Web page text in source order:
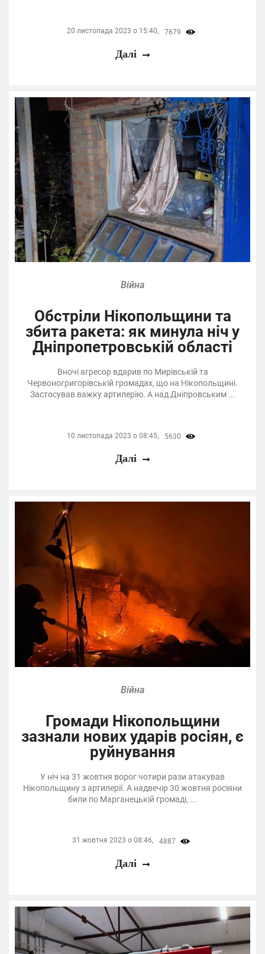
20 листопада 2023 о 15:40, 7679
Далі
Війна
Обстріли Нікопольщини та
збита ракета: як минула ніч у
Дніпропетровській області
Вночі агресор вдарив по Мирівській та
Червоногригорівській громадах, що на Нікопольщині.
Застосував важку артилерію. А над Дніпровським ...
10 листопада 2023 о 08:45, 5630
Далі
Війна
Громади Нікопольщини
зазнали нових ударів росіян, є
руйнування
У ніч на 31 жовтня ворог чотири рази атакував
Нікопольщину з артилерії. А надвечір 30 жовтня росіяни
били по Марганецькій громаді, ...
31 жовтня 2023 о 08:46, 4887
Далі